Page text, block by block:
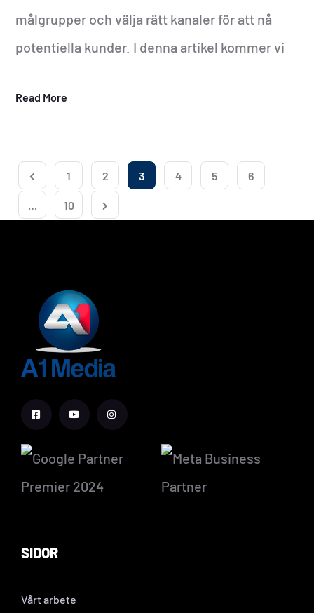
målgrupper och välja rätt kanaler för att nå
potentiella kunder. I denna artikel kommer vi
Read More
1 2 3 4 5 6
10
SIDOR
Vårt arbete